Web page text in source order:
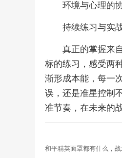
环境与心理的
持续练习与实
真正的掌握来
标的练习，感受两
渐形成本能，每一
误，还是准星控制
准节奏，在未来的
和平精英面罩都有什么，